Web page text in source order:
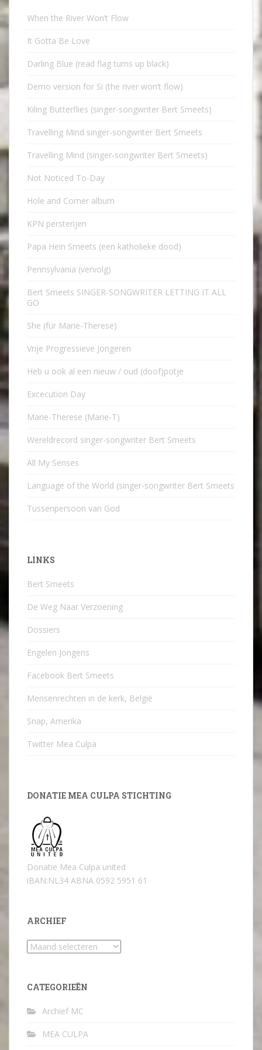
When the River Won’t Flow
It Gotta Be Love
Darling Blue (read flag turns up black)
Demo version for Si (the river won’t flow)
Kiling Butterflies (singer-songwriter Bert Smeets)
Travelling Mind singer-songwriter Bert Smeets
Travelling Mind (singer-songwriter Bert Smeets)
Not Noticed To-Day
Hole and Corner album
KPN persterijen
Papa Hein Smeets (een katholieke dood)
Pennsylvania (vervolg)
Bert Smeets SINGER-SONGWRITER LETTING IT ALL
GO
She (für Marie-Therese)
Vrije Progressieve Jongeren
Heb u ook al een nieuw / oud (doof)potje
Excecution Day
Marie-Therese (Marie-T)
Wereldrecord singer-songwriter Bert Smeets
All My Senses
Language of the World (singer-songwriter Bert Smeets
Tussenpersoon van God
LINKS
Bert Smeets
De Weg Naar Verzoening
Dossiers
Engelen Jongens
Facebook Bert Smeets
Mensenrechten in de kerk, België
Snap, Amerika
Twitter Mea Culpa
DONATIE MEA CULPA STICHTING
Donatie Mea Culpa united
iBAN:NL34 ABNA 0592 5951 61
ARCHIEF
Archief
CATEGORIEËN
Archief MC
MEA CULPA